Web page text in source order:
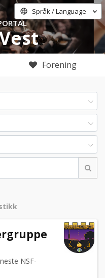
Språk / Language
Forening
NSF-